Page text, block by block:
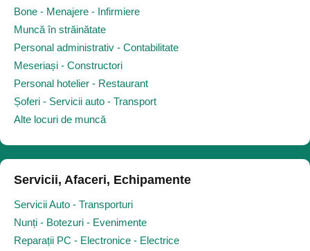
Bone - Menajere - Infirmiere
Muncă în străinătate
Personal administrativ - Contabilitate
Meseriași - Constructori
Personal hotelier - Restaurant
Șoferi - Servicii auto - Transport
Alte locuri de muncă
Servicii, Afaceri, Echipamente
Servicii Auto - Transporturi
Nunți - Botezuri - Evenimente
Reparații PC - Electronice - Electrice